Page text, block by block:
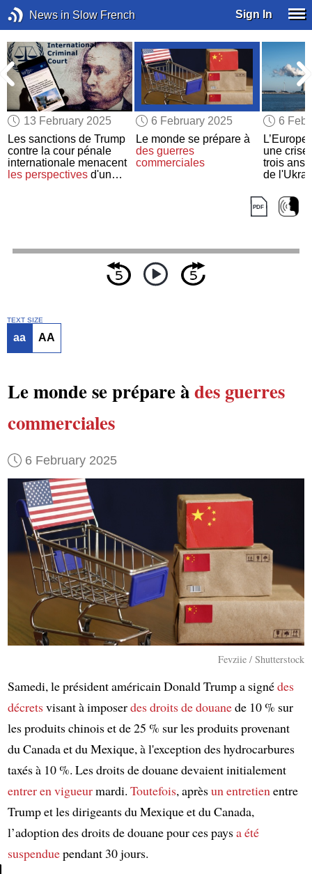
News in Slow French Sign In
13 February 2025
Les sanctions de Trump
contre la cour pénale
internationale menacent
les perspectives d'un
6 February 2025
Le monde se prépare à
des guerres
commerciales
6
L’Europe
une crise
trois ans
de
TEXT SIZE
aa AA
Le monde se prépare àdes guerres
commerciales
6 February 2025
Fevziie / Shutterstock
Samedi, le président américain Donald Trump a signédes
décretsvisant à imposerdes droits de douanede 10 % sur
les produits chinois et de 25 % sur les produits provenant
du Canada et du Mexique, à l'exception des hydrocarbures
taxés à 10 %. Les droits de douane devaient initialement
entrer en vigueurmardi. Toutefois, aprèsun entretien entre
Trump et les dirigeants du Mexique et du Canada,
l’adoption des droits de douane pour ces paysa été
suspenduependant 30 jours.